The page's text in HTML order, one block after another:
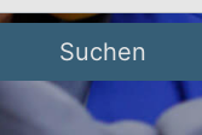
Suchen